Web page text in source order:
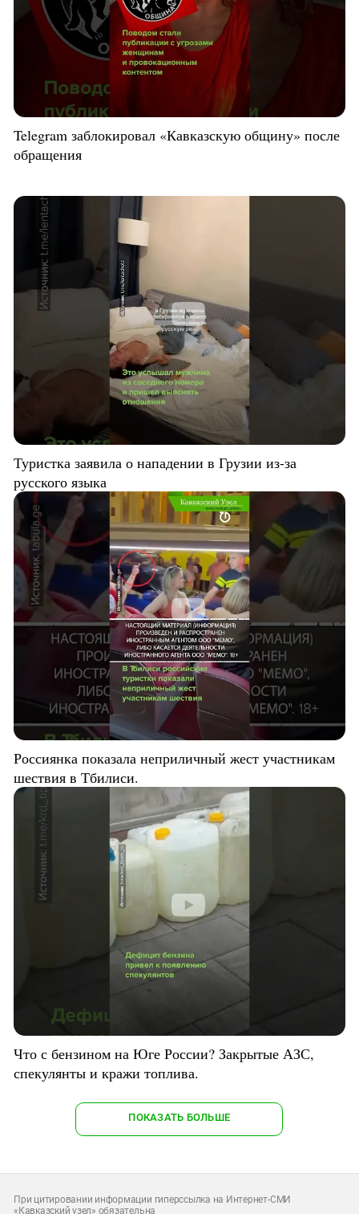
Telegram заблокировал «Кавказскую общину» после
обращения
Туристка заявила о нападении в Грузии из-за
русского языка
Россиянка показала неприличный жест участникам
шествия в Тбилиси.
Что с бензином на Юге России? Закрытые АЗС,
спекулянты и кражи топлива.
ПОКАЗАТЬ БОЛЬШЕ
При цитировании информации гиперссылка на Интернет-СМИ
«Кавказский узел» обязательна